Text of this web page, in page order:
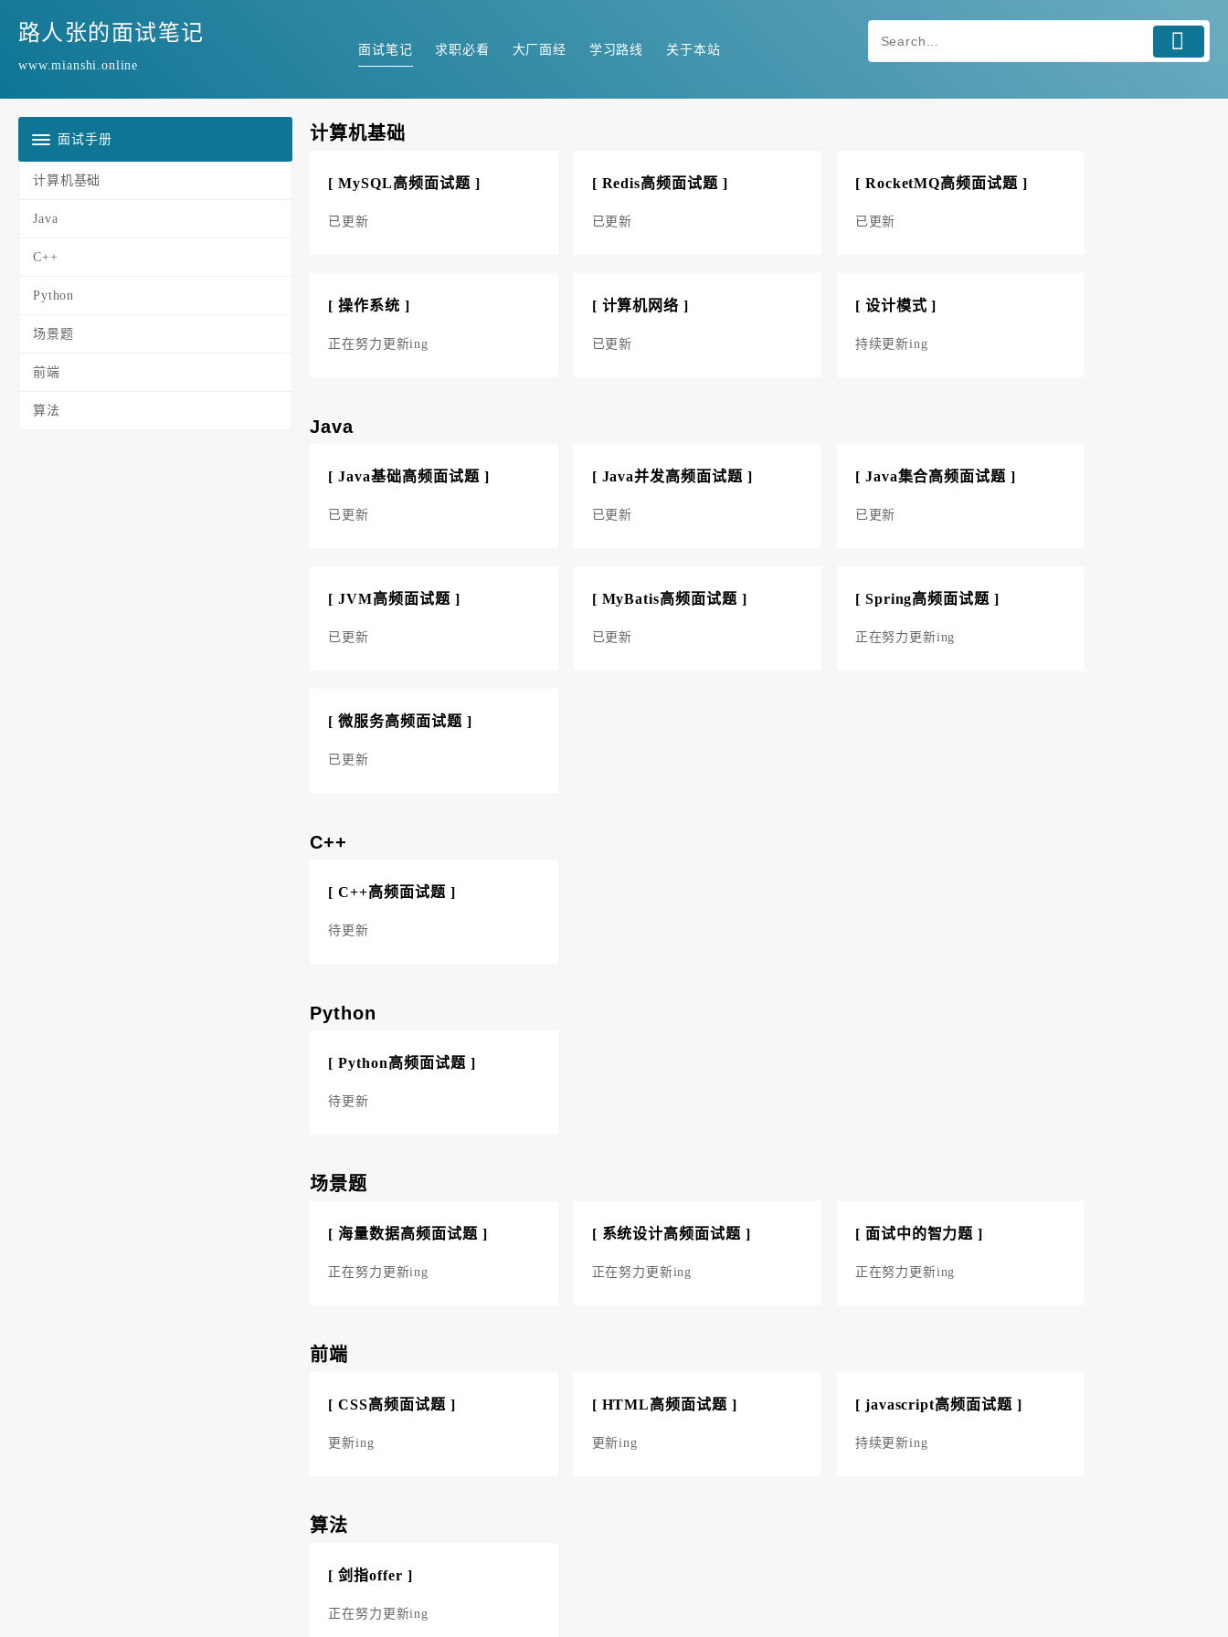
路人张的面试笔记
www.mianshi.online
面试笔记 求职必看 大厂面经 学习路线 关于本站
面试手册
计算机基础
Java
C++
Python
场景题
前端
算法
计算机基础
[ MySQL高频面试题 ]
已更新
[ Redis高频面试题 ]
已更新
[ RocketMQ高频面试题 ]
已更新
[ 操作系统 ]
正在努力更新ing
[ 计算机网络 ]
已更新
[ 设计模式 ]
持续更新ing
Java
[ Java基础高频面试题 ]
已更新
[ Java并发高频面试题 ]
已更新
[ Java集合高频面试题 ]
已更新
[ JVM高频面试题 ]
已更新
[ MyBatis高频面试题 ]
已更新
[ Spring高频面试题 ]
正在努力更新ing
[ 微服务高频面试题 ]
已更新
C++
[ C++高频面试题 ]
待更新
Python
[ Python高频面试题 ]
待更新
场景题
[ 海量数据高频面试题 ]
正在努力更新ing
[ 系统设计高频面试题 ]
正在努力更新ing
[ 面试中的智力题 ]
正在努力更新ing
前端
[ CSS高频面试题 ]
更新ing
[ HTML高频面试题 ]
更新ing
[ javascript高频面试题 ]
持续更新ing
算法
[ 剑指offer ]
正在努力更新ing